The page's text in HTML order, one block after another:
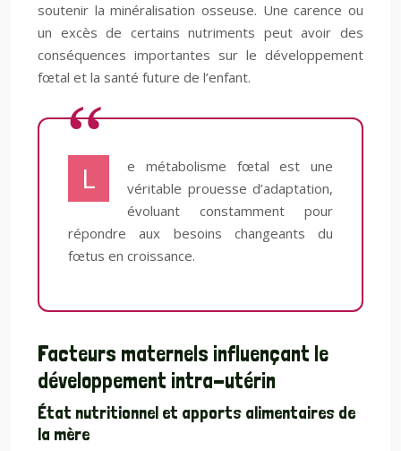
soutenir la minéralisation osseuse. Une carence ou
un excès de certains nutriments peut avoir des
conséquences importantes sur le développement
fœtal et la santé future de l’enfant.
L
e métabolisme fœtal est une
véritable prouesse d’adaptation,
évoluant constamment pour
répondre aux besoins changeants du
fœtus en croissance.
Facteurs maternels influençant le
développement intra-utérin
État nutritionnel et apports alimentaires de
la mère